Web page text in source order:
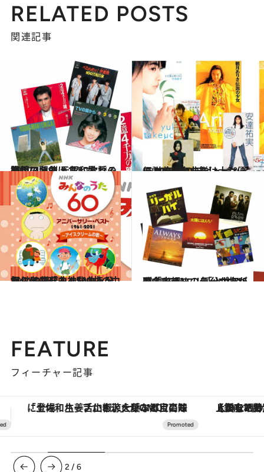
RELATED POSTS
関連記事
2020.4.21
勝手に開催！ 昭和歌謡の妄想フェス 元気になれる鉄板の名曲はコレだ！
カルチャー 2020.10.10
伝説の少女たちは大女優に 90年代のデビュー＆ヒット曲は名曲揃い
カルチャー
2021.5.18
気付けば「みんなのうた」60周年！ 1500曲の中から名曲珍曲神秘曲を発掘
カルチャー 2021.6.22
脳内BGMに！「火サス」に「古畑」… 気分があがる名ドラマのテーマ曲15選
カルチャー
FEATURE
フィーチャー記事
【銀座で出合う最旬美容】美髪ケアや上質な眠り…セルフケアのアップデートから、特別な名入れギフトまで。大人のための「ReFa GINZA」クルーズ ヴァシュロン・コンスタンタ
3 /6